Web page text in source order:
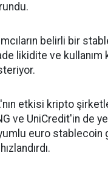
belirli bir
likidite ve kullanım
etkisi kripto
ve UniCredit'in de
euro stablecoin